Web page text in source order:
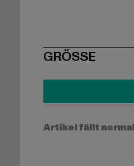
SIZE
GRÖSSE
Artikel fällt